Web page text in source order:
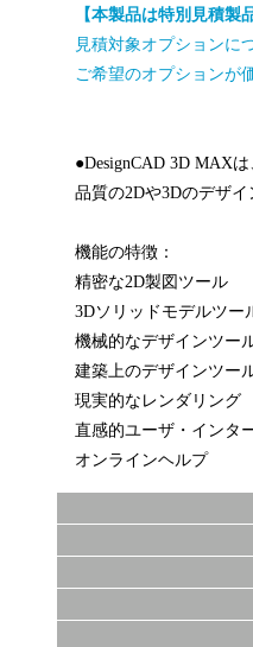
【本製品は特別見積製
見積対象オプションに
ご希望のオプションが
●DesignCAD 3D MAX
品質の2Dや3Dのデザ
機能の特徴：
精密な2D製図ツール
3Dソリッドモデルツー
機械的なデザインツー
建築上のデザインツー
現実的なレンダリング
直感的ユーザ・インタ
オンラインヘルプ